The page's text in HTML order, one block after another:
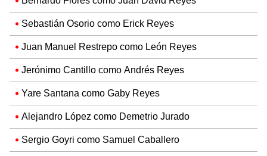
Sebastián Osorio como Erick Reyes
Juan Manuel Restrepo como León Reyes
Jerónimo Cantillo como Andrés Reyes
Yare Santana como Gaby Reyes
Alejandro López como Demetrio Jurado
Sergio Goyri como Samuel Caballero